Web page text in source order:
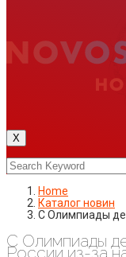
X
Home
Каталог новин
С Олимпиады
С Олимпиады
России из-за